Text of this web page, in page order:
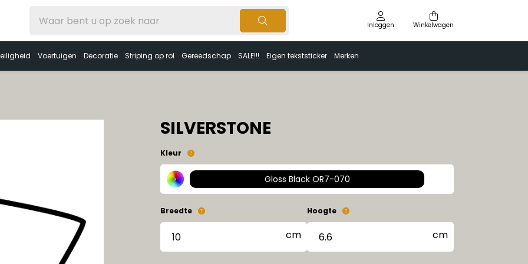
Inloggen Winkelwagen
Voertuigen Decoratie Striping op rol Gereedschap SALE!!! Eigen tekststicker Merken
SILVERSTONE
Kleur
Gloss Black OR7-070
Breedte Hoogte